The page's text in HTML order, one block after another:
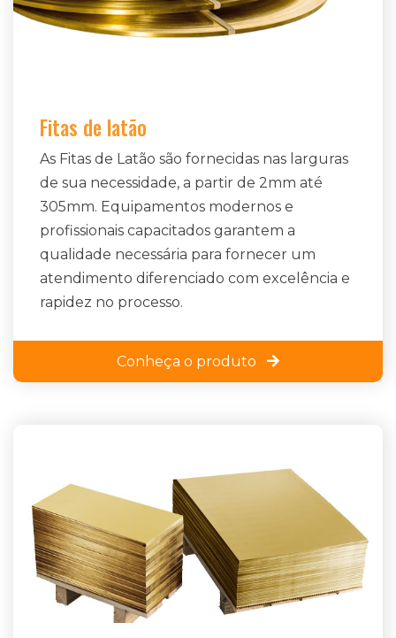
Fitas de latão
As Fitas de Latão são fornecidas nas larguras
de sua necessidade, a partir de 2mm até
305mm. Equipamentos modernos e
profissionais capacitados garantem a
qualidade necessária para fornecer um
atendimento diferenciado com excelência e
rapidez no processo.
Conheça o produto